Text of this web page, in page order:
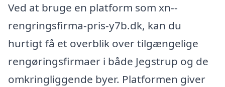
Ved at bruge en platform som xn--
rengringsfirma-pris-y7b.dk, kan du
hurtigt få et overblik over tilgængelige
rengøringsfirmaer i både Jegstrup og de
omkringliggende byer. Platformen giver